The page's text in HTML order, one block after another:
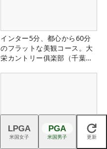
インター5分、都心から60分
のフラットな美観コース。大
栄カントリー俱楽部（千葉
閉じる
LPGA
米国女子
PGA
米国男子 更新